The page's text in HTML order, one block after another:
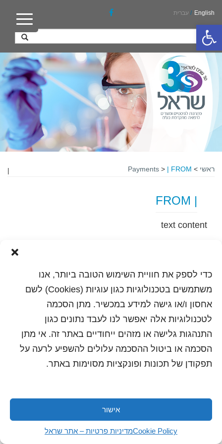
פתח סרגל נגישות
כדי לספק את חוויית השימוש הטובה ביותר, אנו
משתמשים בטכנולוגיות כגון עוגיות (Cookies) לשם
אחסון ו/או גישה למידע במכשיר. מתן הסכמה
לטכנולוגיות אלה יאפשר לנו לעבד נתונים כגון
התנהגות גלישה או מזהים ייחודיים באתר זה. אי מתן
הסכמה או ביטול ההסכמה עלולים להשפיע לרעה על
תפקודן של תכונות ופונקציות מסוימות באתר.
אישור
Cookie Policyמדיניות פרטיות – אתר שראל
English
/ עברית
ראשי >
Payments > | FROM
|
| FROM
text content
שלח לחבר
כל הזכויות שמורות לשראל 2018 | עיצוב ותכנות: סטודיו
"היוצרים"